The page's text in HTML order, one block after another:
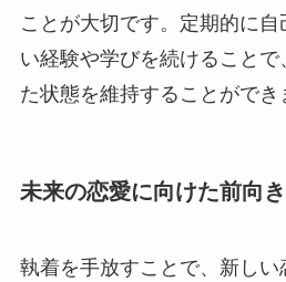
ことが大切です。定期的に
い経験や学びを続けること
た状態を維持することができ
未来の恋愛に向けた前向
執着を手放すことで、新しい